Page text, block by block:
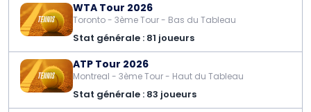
WTA Tour 2026
Toronto - 3ème Tour - Bas du Tableau
Stat générale : 81 joueurs
ATP Tour 2026
Montreal - 3ème Tour - Haut du Tableau
Stat générale : 83 joueurs